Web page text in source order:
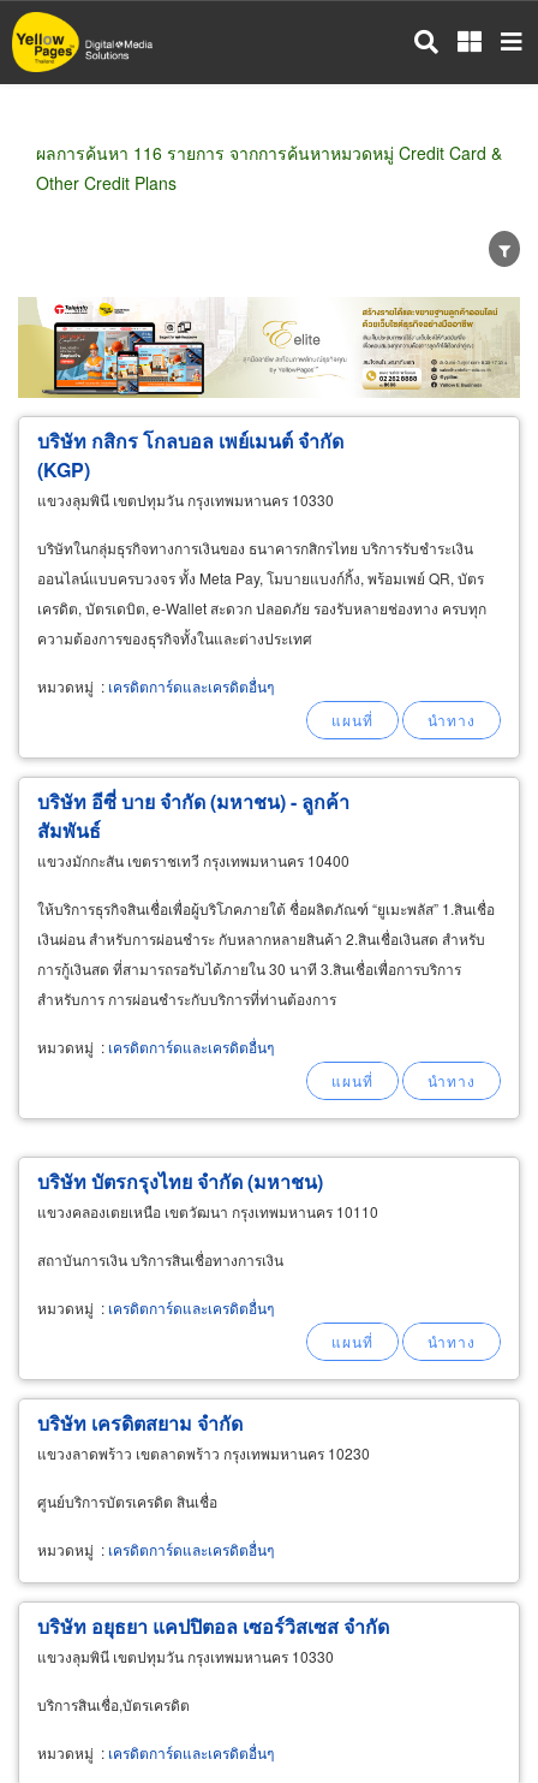
ข้าม
ไป
ผลการค้นหา 116 รายการ จากการค้นหาหมวดหมู่ Credit Card &
Other Credit Plans
ขายส่ง ขายปลีก ผู้ผลิต
ตัวแทนจัดจำหน่าย
ผู้ส่งออก/นำเข้า
ธุรกิจบริการ
บริษัท กสิกร โกลบอล เพย์เมนต์ จำกัด
(KGP)
แขวงลุมพินี เขตปทุมวัน กรุงเทพมหานคร 10330
บริษัทในกลุ่มธุรกิจทางการเงินของ ธนาคารกสิกรไทย บริการรับชำระเงิน
ออนไลน์แบบครบวงจร ทั้ง Meta Pay, โมบายแบงก์กิ้ง, พร้อมเพย์ QR, บัตร
เครดิต, บัตรเดบิต, e-Wallet สะดวก ปลอดภัย รองรับหลายช่องทาง ครบทุก
ความต้องการของธุรกิจทั้งในและต่างประเทศ
หมวดหมู่ : เครดิตการ์ดและเครดิตอื่นๆ
บริษัท อีซี่ บาย จำกัด (มหาชน) - ลูกค้า
สัมพันธ์
แขวงมักกะสัน เขตราชเทวี กรุงเทพมหานคร 10400
ให้บริการธุรกิจสินเชื่อเพื่อผู้บริโภคภายใต้ ชื่อผลิตภัณฑ์ “ยูเมะพลัส” 1.สินเชื่อ
เงินผ่อน สำหรับการผ่อนชำระ กับหลากหลายสินค้า 2.สินเชื่อเงินสด สำหรับ
การกู้เงินสด ที่สามารถรอรับได้ภายใน 30 นาที 3.สินเชื่อเพื่อการบริการ
สำหรับการ การผ่อนชำระกับบริการที่ท่านต้องการ
หมวดหมู่ : เครดิตการ์ดและเครดิตอื่นๆ
บริษัท บัตรกรุงไทย จำกัด (มหาชน)
แขวงคลองเตยเหนือ เขตวัฒนา กรุงเทพมหานคร 10110
สถาบันการเงิน บริการสินเชื่อทางการเงิน
หมวดหมู่ : เครดิตการ์ดและเครดิตอื่นๆ
บริษัท เครดิตสยาม จำกัด
แขวงลาดพร้าว เขตลาดพร้าว กรุงเทพมหานคร 10230
ศูนย์บริการบัตรเครดิต สินเชื่อ
หมวดหมู่ : เครดิตการ์ดและเครดิตอื่นๆ
บริษัท อยุธยา แคปปิตอล เซอร์วิสเซส จำกัด
แขวงลุมพินี เขตปทุมวัน กรุงเทพมหานคร 10330
บริการสินเชื่อ,บัตรเครดิต
หมวดหมู่ : เครดิตการ์ดและเครดิตอื่นๆ